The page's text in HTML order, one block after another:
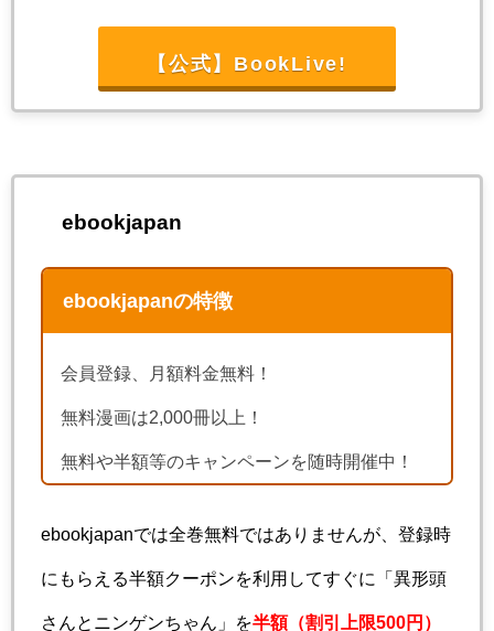
【公式】BookLive!
ebookjapan
ebookjapanの特徴
会員登録、月額料金無料！
無料漫画は2,000冊以上！
無料や半額等のキャンペーンを随時開催中！
ebookjapanでは全巻無料ではありませんが、登録時
にもらえる半額クーポンを利用してすぐに「異形頭
さんとニンゲンちゃん」を半額（割引上限500円）